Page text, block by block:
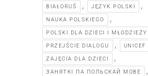
BIAŁORUŚ , JĘZYK POLSKI ,
NAUKA POLSKIEGO ,
POLSKI DLA DZIECI I MŁODZIEŻY
PRZEJŚCIE DIALOGU , UNICEF
ZAJĘCIA DLA DZIECI ,
ЗАНЯТКІ ПА ПОЛЬСКАЙ МОВЕ ,